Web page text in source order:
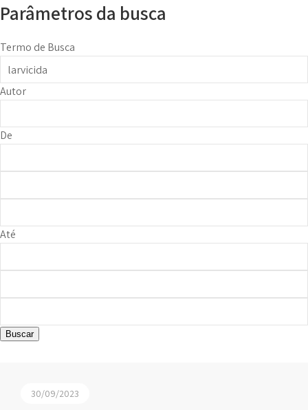
Parâmetros da busca
Termo de Busca
Autor
De
Até
Buscar
30/09/2023